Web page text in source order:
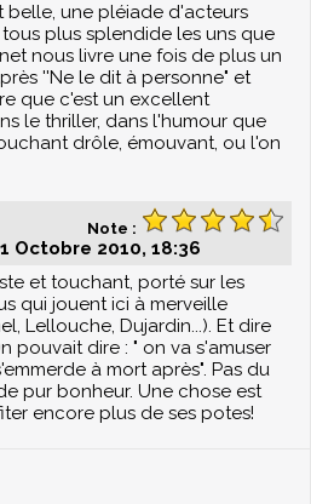
belle, une pléiade d'acteurs
plus splendide les uns que
nous livre une fois de plus un
''Ne le dit à personne" et
que c'est un excellent
le thriller, dans l'humour que
drôle, émouvant, ou l'on
Note :
Octobre 2010, 18:36
et touchant, porté sur les
qui jouent ici à merveille
Lellouche, Dujardin...). Et dire
pouvait dire : " on va s'amuser
à mort après". Pas du
pur bonheur. Une chose est
encore plus de ses potes!